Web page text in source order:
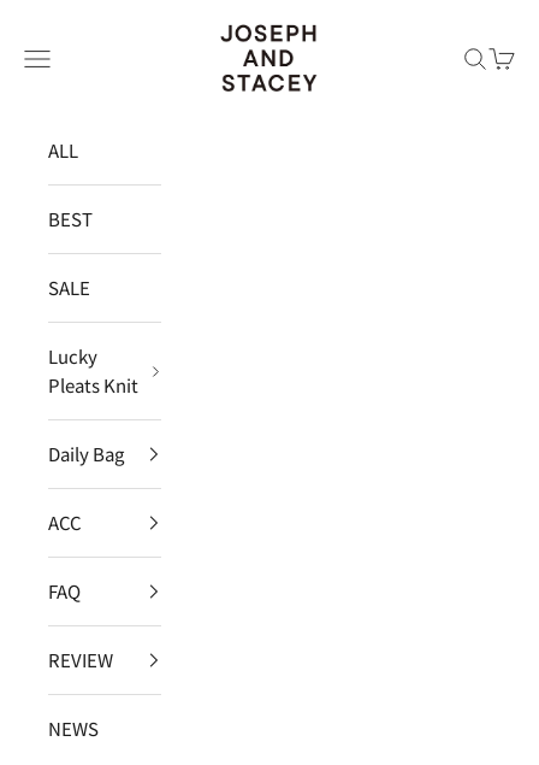
JOSEPH AND STACEY JAPAN
メニュー
検索カー
ALL
BEST
SALE
Lucky
Pleats Knit
Daily Bag
ACC
FAQ
REVIEW
NEWS